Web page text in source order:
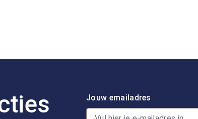
Jouw emailadres